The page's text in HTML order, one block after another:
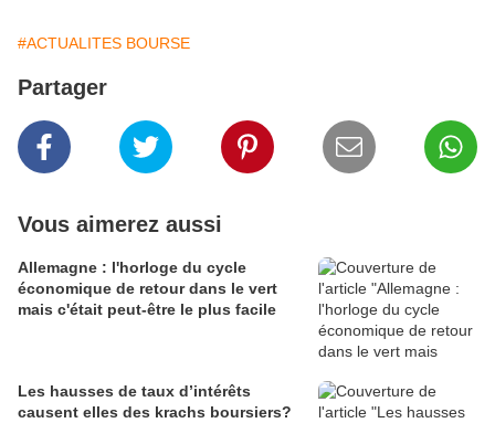
#ACTUALITES BOURSE
Partager
Vous aimerez aussi
Allemagne : l'horloge du cycle
économique de retour dans le vert
mais c'était peut-être le plus facile
Les hausses de taux d’intérêts
causent elles des krachs boursiers?